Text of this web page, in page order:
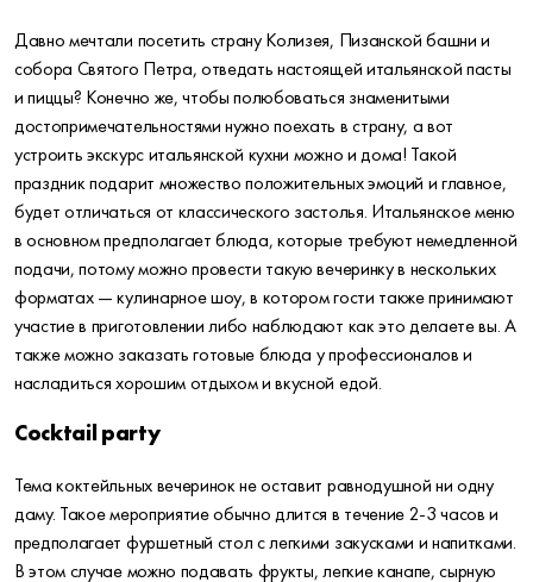
Давно мечтали посетить страну Колизея, Пизанской башни и
собора Святого Петра, отведать настоящей итальянской пасты
и пиццы? Конечно же, чтобы полюбоваться знаменитыми
достопримечательностями нужно поехать в страну, а вот
устроить экскурс итальянской кухни можно и дома! Такой
праздник подарит множество положительных эмоций и главное,
будет отличаться от классического застолья. Итальянское меню
в основном предполагает блюда, которые требуют немедленной
подачи, потому можно провести такую вечеринку в нескольких
форматах — кулинарное шоу, в котором гости также принимают
участие в приготовлении либо наблюдают как это делаете вы. А
также можно заказать готовые блюда у профессионалов и
насладиться хорошим отдыхом и вкусной едой.
Cocktail party
Тема коктейльных вечеринок не оставит равнодушной ни одну
даму. Такое мероприятие обычно длится в течение 2-3 часов и
предполагает фуршетный стол с легкими закусками и напитками.
В этом случае можно подавать фрукты, легкие канапе, сырную